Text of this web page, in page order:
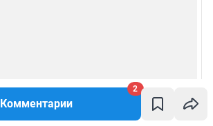
Комментарии
2